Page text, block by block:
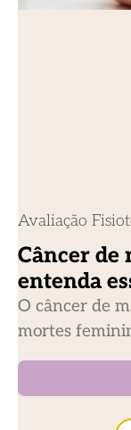
Avaliação
Câncer de
entenda
O câncer de
mortes